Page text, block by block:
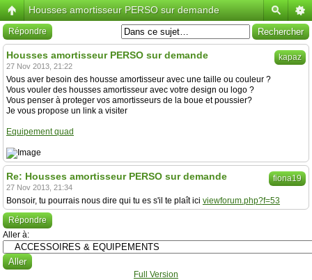
Housses amortisseur PERSO sur demande
Répondre
kapaz
Housses amortisseur PERSO sur demande
27 Nov 2013, 21:22
Vous aver besoin des housse amortisseur avec une taille ou couleur ?
Vous vouler des housses amortisseur avec votre design ou logo ?
Vous penser à proteger vos amortisseurs de la boue et poussier?
Je vous propose un link a visiter
Equipement quad
fiona19
Re: Housses amortisseur PERSO sur demande
27 Nov 2013, 21:34
Bonsoir, tu pourrais nous dire qui tu es s'il te plaît ici viewforum.php?f=53
Répondre
Aller à:
Full Version